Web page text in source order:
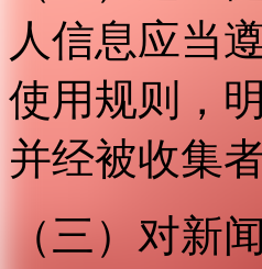
人信息应当
使用规则，
并经被收集
（三）对新